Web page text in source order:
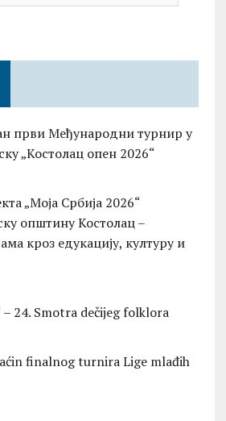
први Међународни турнир у
„Костолац опен 2026“
„Моја Србија 2026“
општину Костолац –
кроз едукацију, културу и
– 24. Smotra dečijeg folklora
finalnog turnira Lige mlađih